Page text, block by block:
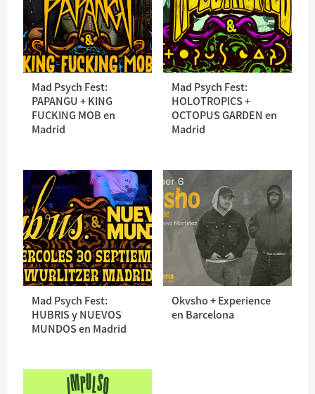
Mad Psych Fest:
PAPANGU + KING
FUCKING MOB en
Madrid
Mad Psych Fest:
HOLOTROPICS +
OCTOPUS GARDEN en
Madrid
Mad Psych Fest:
HUBRIS y NUEVOS
MUNDOS en Madrid
Okvsho + Experience
en Barcelona